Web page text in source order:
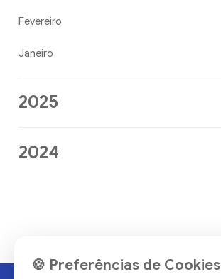
Fevereiro
Janeiro
2025
2024
🍪 Preferências de Cookies